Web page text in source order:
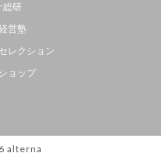
総研
営塾
レクション
ョップ
alterna